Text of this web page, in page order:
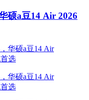
硕a豆14 Air 2026